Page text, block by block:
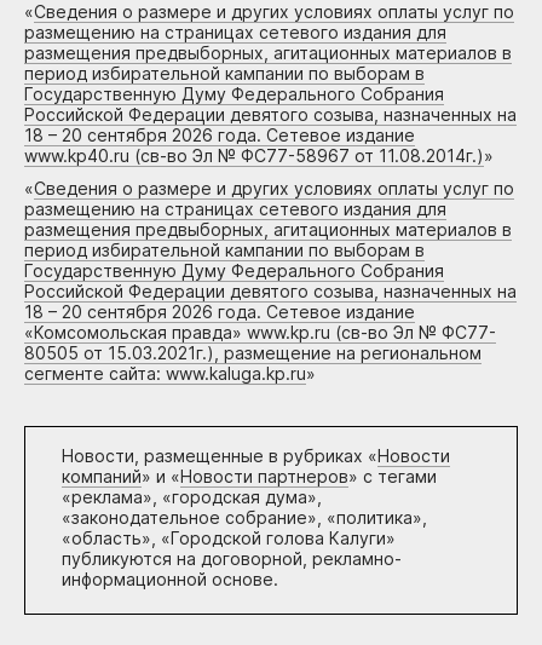
«Сведения о размере и других условиях оплаты услуг по
размещению на страницах сетевого издания для
размещения предвыборных, агитационных материалов в
период избирательной кампании по выборам в
Государственную Думу Федерального Собрания
Российской Федерации девятого созыва, назначенных на
18 – 20 сентября 2026 года. Сетевое издание
www.kp40.ru (св-во Эл № ФС77-58967 от 11.08.2014г.)»
«Сведения о размере и других условиях оплаты услуг по
размещению на страницах сетевого издания для
размещения предвыборных, агитационных материалов в
период избирательной кампании по выборам в
Государственную Думу Федерального Собрания
Российской Федерации девятого созыва, назначенных на
18 – 20 сентября 2026 года. Сетевое издание
«Комсомольская правда» www.kp.ru (св-во Эл № ФС77-
80505 от 15.03.2021г.), размещение на региональном
сегменте сайта: www.kaluga.kp.ru»
Новости, размещенные в рубриках «Новости
компаний» и «Новости партнеров» с тегами
«реклама», «городская дума»,
«законодательное собрание», «политика»,
«область», «Городской голова Калуги»
публикуются на договорной, рекламно-
информационной основе.